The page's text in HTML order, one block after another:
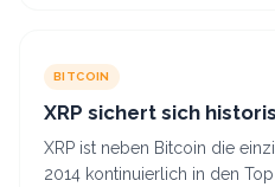
BITCOIN
XRP sichert sich
XRP ist neben Bitcoin die
2014 kontinuierlich in den